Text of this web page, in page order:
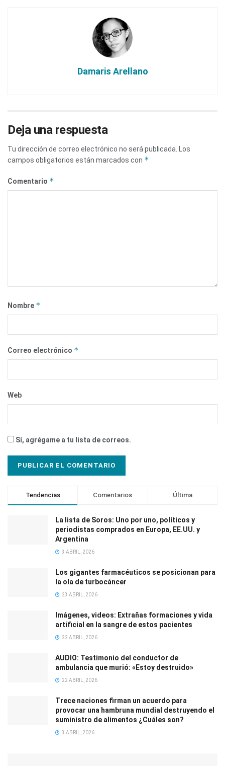
Damaris Arellano
Deja una respuesta
Tu dirección de correo electrónico no será publicada. Los
campos obligatorios están marcados con *
Comentario *
Nombre *
Correo electrónico *
Web
Sí, agrégame a tu lista de correos.
Tendencias Comentarios Última
La lista de Soros: Uno por uno, políticos y
periodistas comprados en Europa, EE.UU. y
Argentina
3 ABRIL, 2026
Los gigantes farmacéuticos se posicionan para
la ola de turbocáncer
23 ABRIL, 2026
Imágenes, videos: Extrañas formaciones y vida
artificial en la sangre de estos pacientes
22 ABRIL, 2026
AUDIO: Testimonio del conductor de
ambulancia que murió: «Estoy destruido»
22 ABRIL, 2026
Trece naciones firman un acuerdo para
provocar una hambruna mundial destruyendo el
suministro de alimentos ¿Cuáles son?
3 ABRIL, 2026